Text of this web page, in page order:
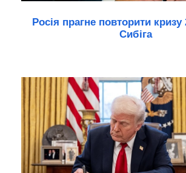
Росія прагне повторити кризу
Сибіга